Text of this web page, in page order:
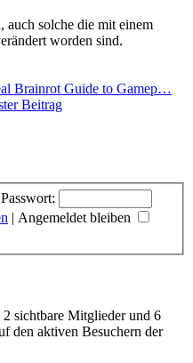
solche die mit einem
worden sind.
Brainrot Guide to Gamep…
Beitrag
Passwort:
| Angemeldet bleiben
sichtbare Mitglieder und 6
den aktiven Besuchern der